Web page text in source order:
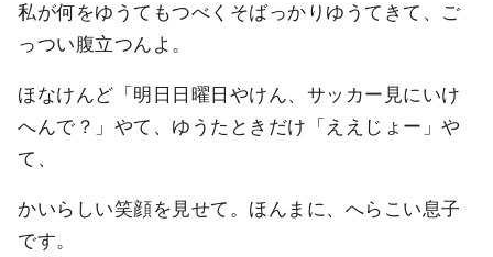
私が何をゆうてもつべくそばっかりゆうてきて、ご
っつい腹立つんよ。
ほなけんど「明日日曜日やけん、サッカー見にいけ
へんで？」やて、ゆうたときだけ「ええじょー」や
て、
かいらしい笑顔を見せて。ほんまに、へらこい息子
です。